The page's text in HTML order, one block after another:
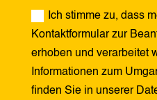
Ich stimme zu, dass
Kontaktformular zur
erhoben und verarbeitet
Informationen zum
finden Sie in unserer